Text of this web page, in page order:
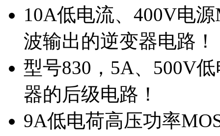
10A低电流、400V电
波输出的逆变器电路！
型号830，5A、500V
器的后级电路！
9A低电荷高压功率